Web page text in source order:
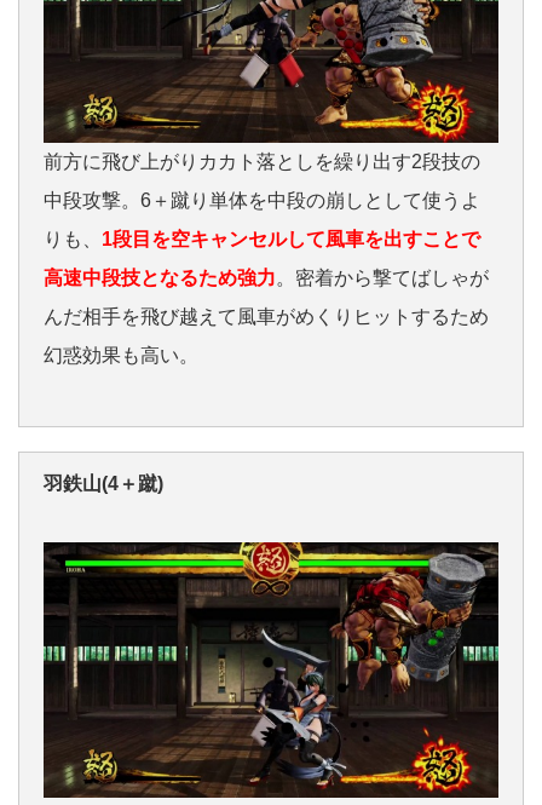
前方に飛び上がりカカト落としを繰り出す2段技の
中段攻撃。6＋蹴り単体を中段の崩しとして使うよ
りも、 1段目を空キャンセルして風車を出すことで
高速中段技となるため強力。密着から撃てばしゃが
んだ相手を飛び越えて風車がめくりヒットするため
幻惑効果も高い。
羽鉄山(4＋蹴)